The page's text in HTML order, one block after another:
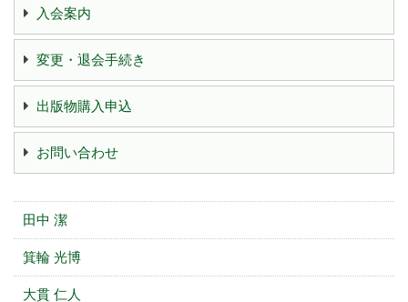
入会案内
変更・退会手続き
出版物購入申込
お問い合わせ
田中 潔
箕輪 光博
大貫 仁人